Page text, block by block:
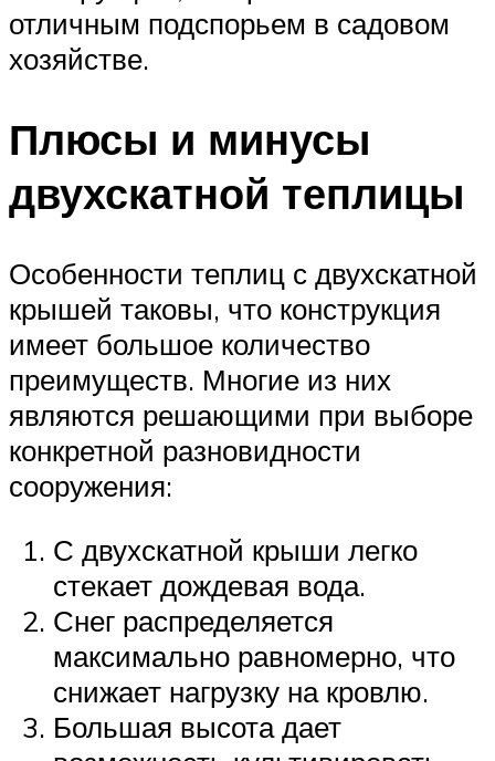
отличным подспорьем в садовом
хозяйстве.
Плюсы и минусы
двухскатной теплицы
Особенности теплиц с двухскатной
крышей таковы, что конструкция
имеет большое количество
преимуществ. Многие из них
являются решающими при выборе
конкретной разновидности
сооружения:
С двухскатной крыши легко
стекает дождевая вода.
Снег распределяется
максимально равномерно, что
снижает нагрузку на кровлю.
Большая высота дает